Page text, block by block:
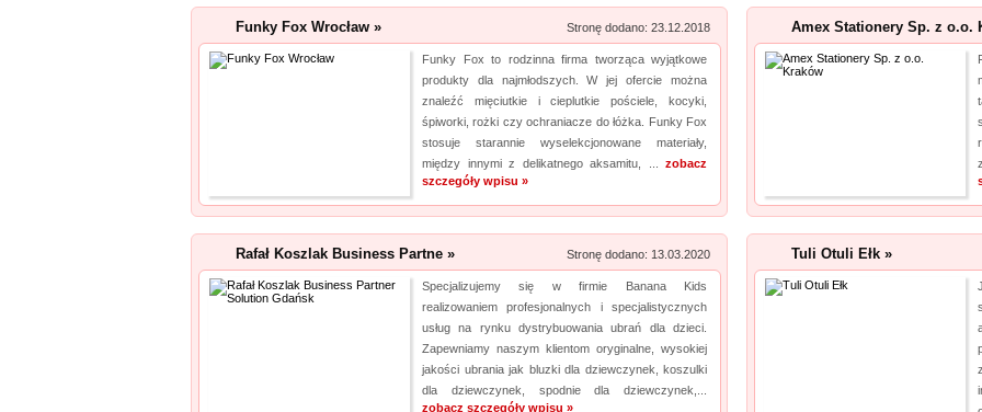
naszą propozycję. Uwzględnia ona dobre jakościowo worki do pasteryzacji i szereg
innych wyrobów. Sprzedajemy również worki doypack, a jeżeli tym, czego szukasz, są
worki do sterylizacji, również je u nas nabędziesz....
Lema24.pl - sukienki damskie xxl
Sklep lema24. pl funkcjonuje jako sklep detaliczny oraz hurtownia sukienek i innych
rodzajów odzieży. Oferta jest nieustannie poszerzana o nowe modele. Jest to zarówno
odzież damska xxl, jak i rozmiary mniejsze. Każda kobieta znajdzie dla siebie eleganckie
sukienki xxl, jak i wygodny komplet dresowy...
Archiwizacja dokumentacji medycznej
Oferujemy zgłaszającym się do nas zleceniodawcom kompleksowe usługi archiwizacyjne.
Dzięki nam Twoje biuro zyska więcej wolnego miejsca. Archiwizacja dokumentów
księgowych to nasza specjalność, a ochrona poufnych informacji jest naszym kluczowym
wyzwaniem. Podejmiemy się również zadania, jakim jest ...
Funky Fox Wrocław » Stronę dodano: 23.12.2018
Funky Fox to rodzinna firma tworząca wyjątkowe
produkty dla najmłodszych. W jej ofercie można
znaleźć mięciutkie i cieplutkie pościele, kocyki,
śpiworki, rożki czy ochraniacze do łóżka. Funky Fox
stosuje starannie wyselekcjonowane materiały,
między innymi z delikatnego aksamitu, ... zobacz
szczegóły wpisu »
Amex Stationery Sp. z o.o.
Rafał Koszlak Business Partne » Stronę dodano: 13.03.2020
Specjalizujemy się w firmie Banana Kids
realizowaniem profesjonalnych i specjalistycznych
usług na rynku dystrybuowania ubrań dla dzieci.
Zapewniamy naszym klientom oryginalne, wysokiej
jakości ubrania jak bluzki dla dziewczynek, koszulki
dla dziewczynek, spodnie dla dziewczynek,...
zobacz szczegóły wpisu »
Tuli Otuli Ełk »